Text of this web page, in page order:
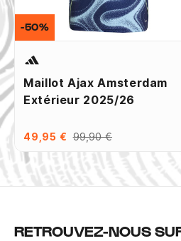
Maillot Ajax Amsterdam
Extérieur 2025/26
49,95 € 99,90 €
-50%
RETROUVEZ-NOUS